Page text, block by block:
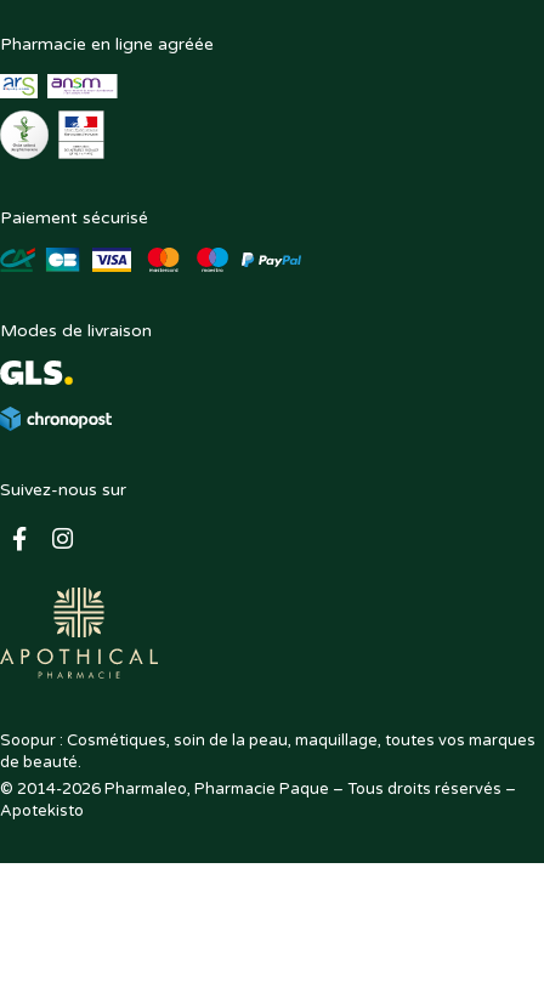
Pharmacie en ligne agréée
Paiement sécurisé
Modes de livraison
Suivez-nous sur
Soopur : Cosmétiques, soin de la peau, maquillage, toutes vos marques
de beauté.
© 2014-2026Pharmaleo, Pharmacie Paque – Tous droits réservés –
Apotekisto